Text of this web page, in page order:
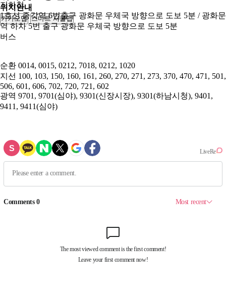
위치안내
카카오맵 스마트 서울맵
250m
지하철
1호선 종각역 6번출구 광화문 우체국 방향으로 도보 5분 / 광화문
역 하차 5번 출구 광화문 우체국 방향으로 도보 5분
버스
순환 0014, 0015, 0212, 7018, 0212, 1020
지선 100, 103, 150, 160, 161, 260, 270, 271, 273, 370, 470, 471, 501,
506, 601, 606, 702, 720, 721, 602
광역 9701, 9701(심야), 9301(신장시장), 9301(하남시청), 9401,
9411, 9411(심야)